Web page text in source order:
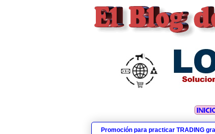
Promoción para practicar TRADING